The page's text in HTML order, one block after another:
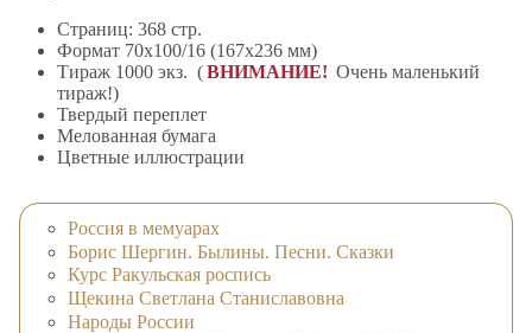
Страниц: 368 стр.
Формат 70x100/16 (167x236 мм)
Тираж 1000 экз. (ВНИМАНИЕ! Очень маленький
тираж!)
Твердый переплет
Мелованная бумага
Цветные иллюстрации
Россия в мемуарах
Борис Шергин. Былины. Песни. Сказки
Курс Ракульская роспись
Щекина Светлана Станиславовна
Народы России